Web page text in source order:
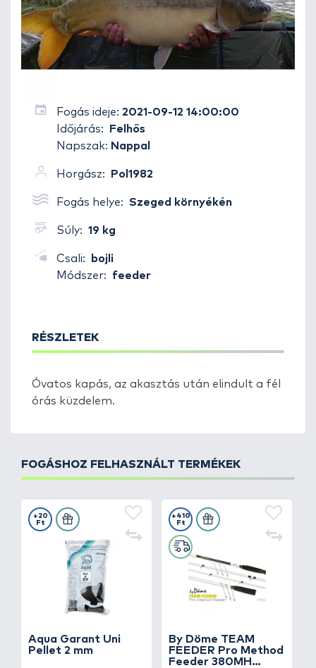
Fogás ideje: 2021-09-12 14:00:00
Időjárás:
Felhős
Napszak: Nappal
Horgász: Pol1982
Fogás helye: Szeged környékén
Súly: 19 kg
Csali:
bojli
Módszer:
feeder
RÉSZLETEK
Óvatos kapás, az akasztás után elindult a fél
órás küzdelem.
FOGÁSHOZ FELHASZNÁLT TERMÉKEK
Aqua Garant Uni
Pellet 2 mm
+20
Ft
By Döme TEAM
FEEDER Pro Method
Feeder 380MH
+410
Ft